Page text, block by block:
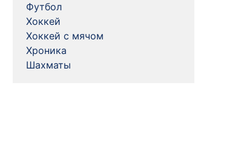
Футбол
Хоккей
Хоккей с мячом
Хроника
Шахматы